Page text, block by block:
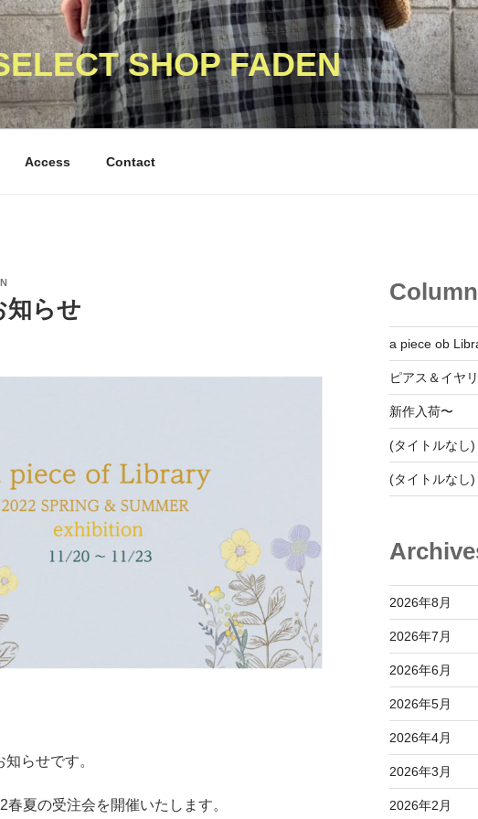
SHOP FADEN
Access Contact
知らせ
らせです。
夏の受注会を開催いたします。
Column
a piece ob
ピアス＆イヤ
新作入荷〜
(タイトルなし)
(タイトルなし)
2026年8月
2026年7月
2026年6月
2026年5月
2026年4月
2026年3月
2026年2月